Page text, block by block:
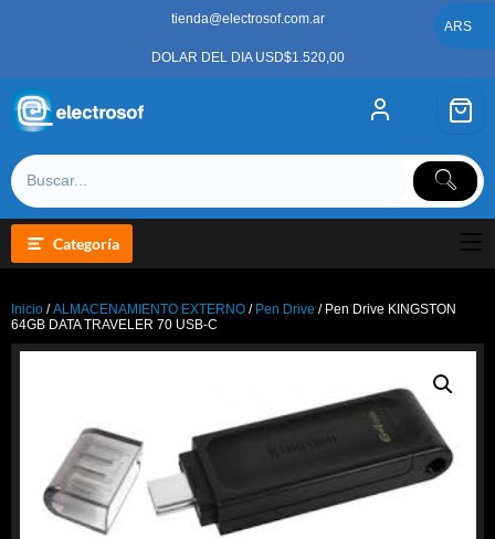
tienda@electrosof.com.ar
DOLAR DEL DIA USD$1.520,00
Categoría
Inicio /ALMACENAMIENTO EXTERNO / Pen Drive / Pen Drive KINGSTON
64GB DATA TRAVELER 70 USB-C
ARS